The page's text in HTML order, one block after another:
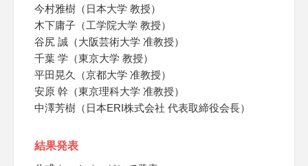
今村雅樹（日本大学 教授）
木下庸子（工学院大学 教授）
谷尻 誠（大阪芸術大学 准教授）
千葉 学（東京大学 教授）
平田晃久（京都大学 准教授）
安原 幹（東京理科大学 准教授）
中澤芳樹（日本ERI株式会社 代表取締役会長）
結果発表